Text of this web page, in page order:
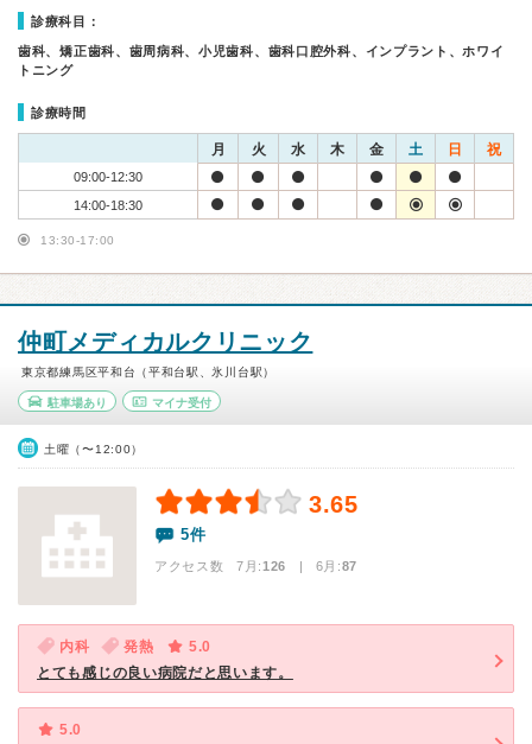
診療科目：
歯科、矯正歯科、歯周病科、小児歯科、歯科口腔外科、インプラント、ホワイ
トニング
診療時間
月 火 水 木 金 土 日 祝
09:00-12:30
14:00-18:30
13:30-17:00
仲町メディカルクリニック
東京都練馬区平和台（平和台駅、氷川台駅）
駐車場あり マイナ受付
土曜（〜12:00）
3.65
5件
アクセス数 7月:126 | 6月:87
内科 発熱
5.0
とても感じの良い病院だと思います。
5.0